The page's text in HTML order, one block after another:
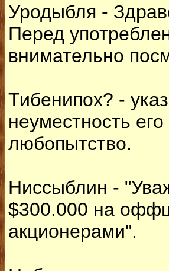
Уродыбля -
Перед
внимательно
Тибенипох? -
неуместность
любопытство.
Ниссыблин -
$300.000 на
акционерами".